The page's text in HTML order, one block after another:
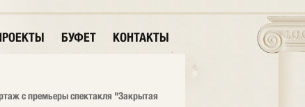
БУФЕТ КОНТАКТЫ
с премьеры спектакля "Закрытая